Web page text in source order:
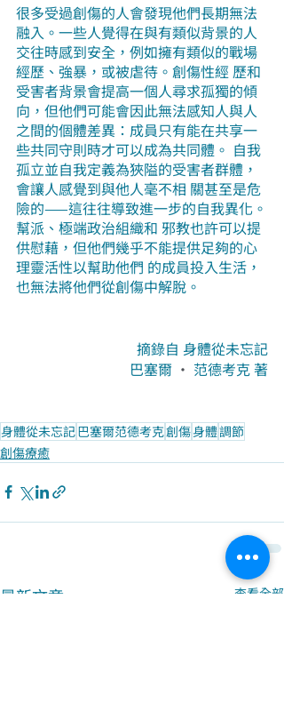
很多受過創傷的人會發現他們長期無法
融入。一些人覺得在與有類似背景的人
交往時感到安全，例如擁有類似的戰場
經歷、強暴，或被虐待。創傷性經 歷和
受害者背景會提高一個人尋求孤獨的傾
向，但他們可能會因此無法感知人與人
之間的個體差異：成員只有能在共享一
些共同守則時才可以成為共同體。 自我
孤立並自我定義為狹隘的受害者群體，
會讓人感覺到與他人毫不相 關甚至是危
險的——這往往導致進一步的自我異化。
幫派、極端政治組織和 邪教也許可以提
供慰藉，但他們幾乎不能提供足夠的心
理靈活性以幫助他們 的成員投入生活，
也無法將他們從創傷中解脫。
摘錄自 身體從未忘記
巴塞爾 · 范德考克 著
身體從未忘記巴塞爾范德考克創傷身體調節
創傷療癒
最新文章 查看全部